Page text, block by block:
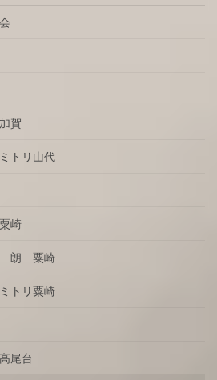
賀
トリ山代
崎
朗 粟崎
トリ粟崎
尾台